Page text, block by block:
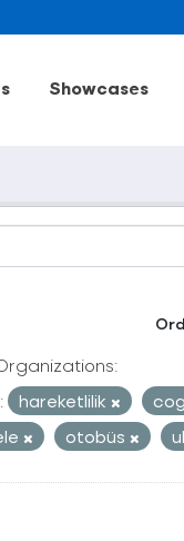
Showcases
hareketlilik
otobüs